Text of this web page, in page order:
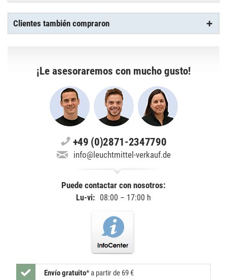
Clientes también compraron
¡Le asesoraremos con mucho gusto!
+49 (0)2871-2347790
info@leuchtmittel-verkauf.de
Puede contactar con nosotros:
Lu-vi: 08:00 – 17:00 h
Envío gratuito* a partir de 69 €